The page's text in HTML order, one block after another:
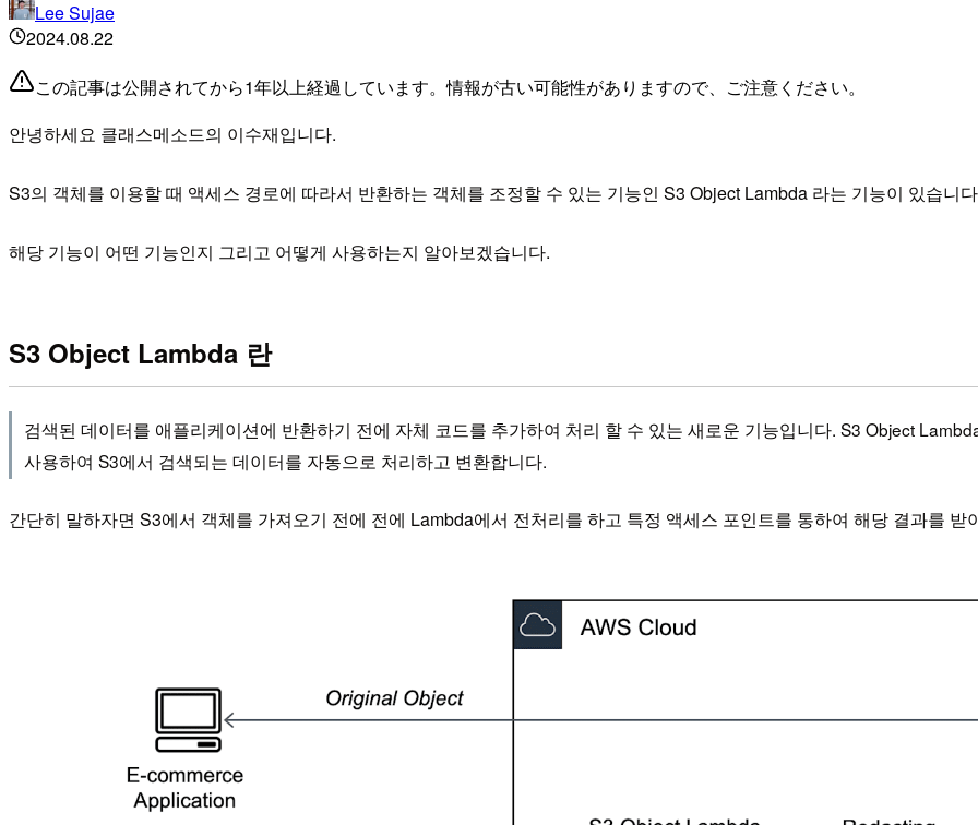
Lee Sujae
2024.08.22
この記事は公開されてから1年以上経過しています。情報が古い可能性がありますので、ご注意ください。
안녕하세요 클래스메소드의 이수재입니다.
S3의 객체를 이용할 때 액세스 경로에 따라서 반환하는 객체를 조정할 수 있는 기능인 S3 Object Lambda 라는 기능이 있습니
해당 기능이 어떤 기능인지 그리고 어떻게 사용하는지 알아보겠습니다.
S3 Object Lambda 란
검색된 데이터를 애플리케이션에 반환하기 전에 자체 코드를 추가하여 처리 할 수 있는 새로운 기능입니다. S3 Object
사용하여 S3에서 검색되는 데이터를 자동으로 처리하고 변환합니다.
간단히 말하자면 S3에서 객체를 가져오기 전에 전에 Lambda에서 전처리를 하고 특정 액세스 포인트를 통하여 해당 결과를 받